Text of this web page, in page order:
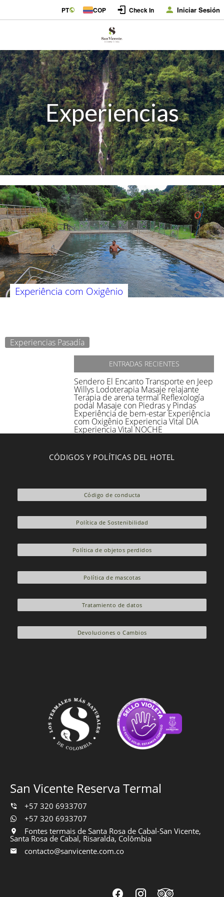
PT COP Check In Iniciar Sesión
Experiencias
Experiência com Oxigênio
Experiencias Pasadía
ENTRADAS RECIENTES
Sendero El EncantoTransporte en Jeep
Willys Lodoterapia Masaje relajante
Terapia de arena termal Reflexología
podal Masaje con Piedras y Pindas
Experiência de bem-estarExperiência
com Oxigênio Experiencia Vital DÍA
Experiencia Vital NOCHE
CÓDIGOS Y POLÍTICAS DEL HOTEL
Código de conducta
Política de Sostenibilidad
Política de objetos perdidos
Política de mascotas
Tratamiento de datos
Devoluciones o Cambios
San Vicente Reserva Termal
+57 320 6933707
+57 320 6933707
Fontes termais de Santa Rosa de Cabal-San Vicente,
Santa Rosa de Cabal, Risaralda, Colômbia
contacto@sanvicente.com.co